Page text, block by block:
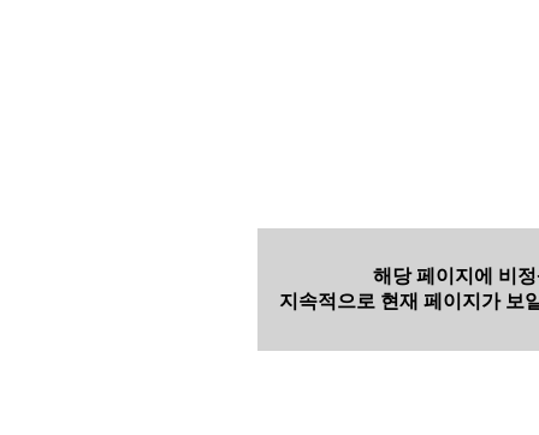
해당 페이지에 비
지속적으로 현재 페이지가 보